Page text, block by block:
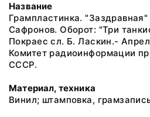
Название
Грампластинка.
Сафронов. Оборот: "Три
Покраес сл. Б. Ласкин.-
Комитет радиоинформации
СССР.
Материал, техника
Винил; штамповка,